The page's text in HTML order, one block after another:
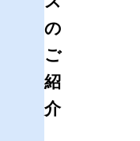
の
ご
紹
介